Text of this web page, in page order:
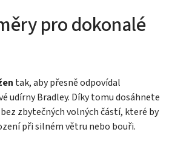
pro dokonalé
tak, aby přesně odpovídal
udírny Bradley. Díky tomu dosáhnete
zbytečných volných částí, které by
při silném větru nebo bouři.